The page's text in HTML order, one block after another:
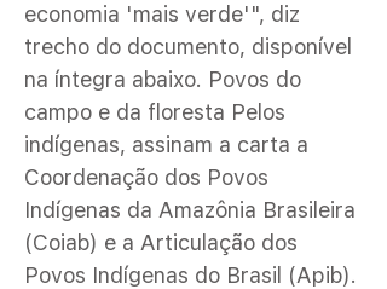
economia 'mais verde'", diz
trecho do documento, disponível
na íntegra abaixo. Povos do
campo e da floresta Pelos
indígenas, assinam a carta a
Coordenação dos Povos
Indígenas da Amazônia Brasileira
(Coiab) e a Articulação dos
Povos Indígenas do Brasil (Apib).